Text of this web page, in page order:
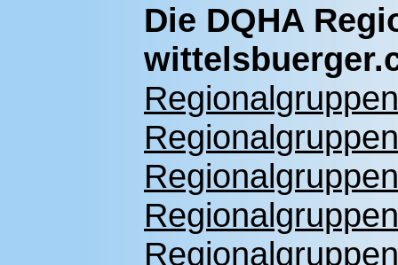
Die DQHA